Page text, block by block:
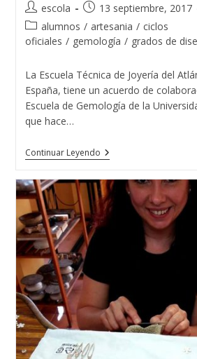
Autor
de
la
escola
Publicación
de
la
entrada:
13 septiembre, 2017
Categoría
de
entrada:
alumnos / artesania / ciclos
oficiales / gemología / grados de
La Escuela Técnica de Joyería del
España, tiene un acuerdo de
Escuela de Gemología de la
que hace…
Continuar Leyendo15
Promociones
Gemólogos
/as
En
Vigo